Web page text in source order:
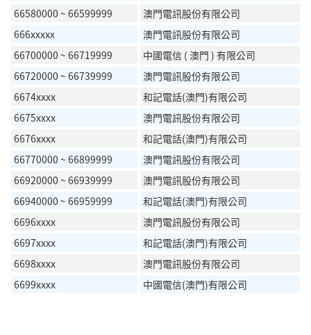
66580000 ~ 66599999
澳門電訊股份有限公司
666xxxxx
澳門電訊股份有限公司
66700000 ~ 66719999
中國電信 ( 澳門 ) 有限公司
66720000 ~ 66739999
澳門電訊股份有限公司
6674xxxx
和記電話(澳門)有限公司
6675xxxx
澳門電訊股份有限公司
6676xxxx
和記電話(澳門)有限公司
66770000 ~ 66899999
澳門電訊股份有限公司
66920000 ~ 66939999
澳門電訊股份有限公司
66940000 ~ 66959999
和記電話(澳門)有限公司
6696xxxx
澳門電訊股份有限公司
6697xxxx
和記電話(澳門)有限公司
6698xxxx
澳門電訊股份有限公司
6699xxxx
中國電信(澳門)有限公司